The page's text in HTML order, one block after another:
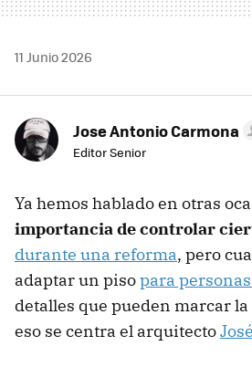
11 Junio 2026
Jose Antonio Carmona
Editor Senior
Ya hemos hablado en otras
importancia de controlar
durante una reforma, pero
adaptar un pisopara
detalles que pueden marcar
eso se centra el arquitecto